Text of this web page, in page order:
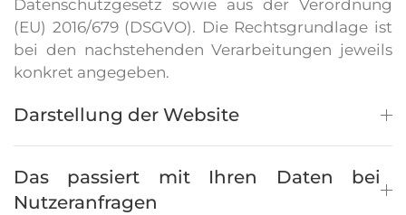
Datenschutzgesetz sowie aus der Verordnung
(EU) 2016/679 (DSGVO). Die Rechtsgrundlage ist
bei den nachstehenden Verarbeitungen jeweils
konkret angegeben.
Darstellung der Website
Das passiert mit Ihren Daten bei
Nutzeranfragen